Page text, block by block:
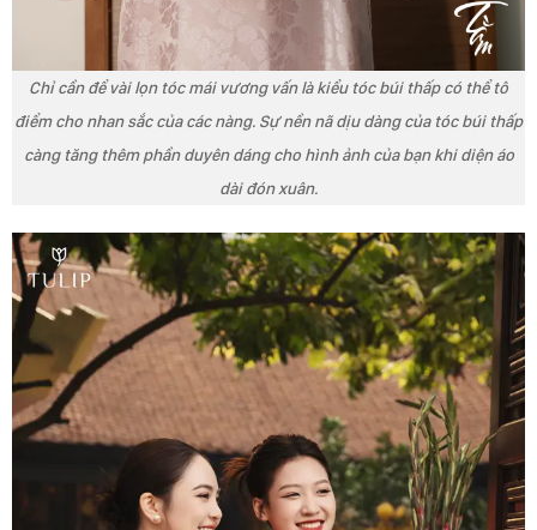
Chỉ cần để vài lọn tóc mái vương vấn là kiểu tóc búi thấp có thể tô
điểm cho nhan sắc của các nàng. Sự nền nã dịu dàng của tóc búi thấp
càng tăng thêm phần duyên dáng cho hình ảnh của bạn khi diện áo
dài đón xuân.